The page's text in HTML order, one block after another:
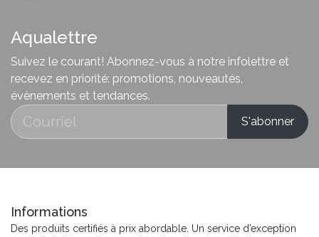
Aqualettre
Suivez le courant! Abonnez-vous à notre infolettre et
recevez en priorité: promotions, nouveautés,
évènements et tendances.
Informations
Des produits certifiés à prix abordable. Un service d’exception